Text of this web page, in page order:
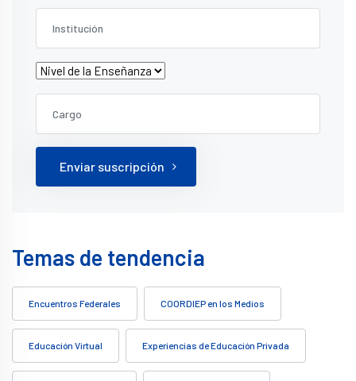
Enviar suscripción
Temas de tendencia
Encuentros Federales COORDIEP en los Medios
Educación Virtual Experiencias de Educación Privada